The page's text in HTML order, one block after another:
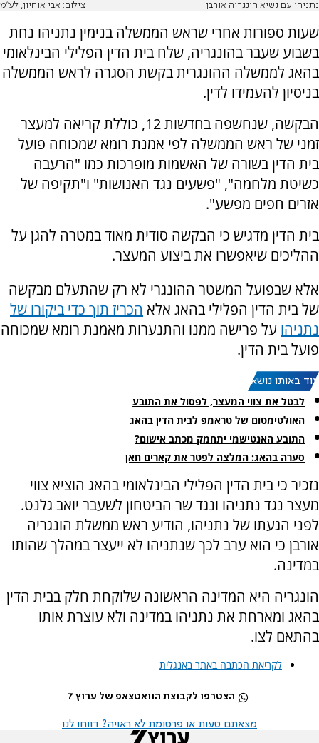
נתניהו עם נשיא הונגריה אורבן צילום: אבי אוחיון, לע"מ
שעות ספורות אחרי שראש הממשלה בנימין נתניהו נחת
בשבוע שעבר בהונגריה, שלח בית הדין הפלילי הבינלאומי
בהאג לממשלה ההונגרית בקשת הסגרה לראש הממשלה
בניסיון להעמידו לדין.
הבקשה, שנחשפה בחדשות 12, כוללת קריאה למעצר
זמני של ראש הממשלה לפי אמנת רומא שמכוחה פועל
בית הדין בשורה של האשמות מופרכות כמו "הרעבה
כשיטת מלחמה", "פשעים נגד האנושות" ו"תקיפה של
אזרים חפים מפשע".
בית הדין מדגיש כי הבקשה סודית מאוד במטרה להגן על
ההליכים שיאפשרו את ביצוע המעצר.
אלא שבפועל המשטר ההונגרי לא רק שהתעלם מבקשה
של בית הדין הפלילי בהאג אלא הכריז תוך כדי ביקורו של
נתניהו על פרישה ממנו והתנערות מאמנת רומא שמכוחה
פועל בית הדין.
עוד באותו נושא:
לבטל את צווי המעצר, לפסול את התובע
האולטימטום של טראמפ לבית הדין בהאג
התובע האנטישמי יתחמק מכתב אישום?
סערה בהאג: המלצה לפטר את קארים חאן
נזכיר כי בית הדין הפלילי הבינלאומי בהאג הוציא צווי
מעצר נגד נתניהו ונגד שר הביטחון לשעבר יואב גלנט.
לפני הגעתו של נתניהו, הודיע ראש ממשלת הונגריה
אורבן כי הוא ערב לכך שנתניהו לא ייעצר במהלך שהותו
במדינה.
הונגריה היא המדינה הראשונה שלוקחת חלק בבית הדין
בהאג ומארחת את נתניהו במדינה ולא עוצרת אותו
בהתאם לצו.
לקריאת הכתבה באתר באנגלית
הצטרפו לקבוצת הוואטצאפ של ערוץ 7
מצאתם טעות או פרסומת לא ראויה? דווחו לנו